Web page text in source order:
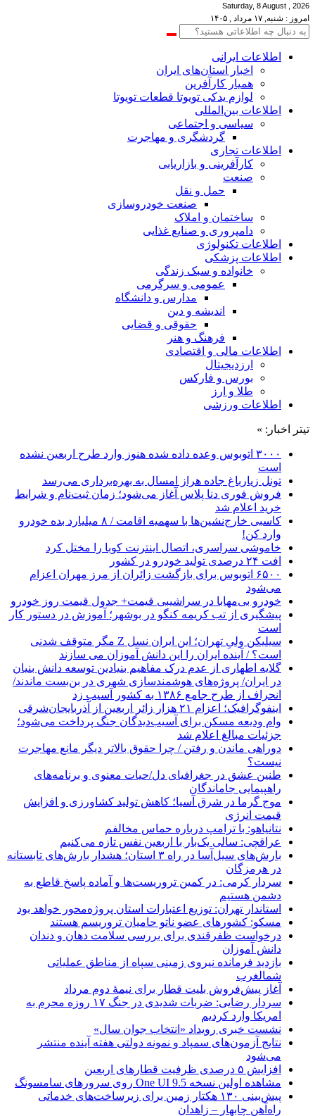
Saturday, 8 August , 2026
امروز : شنبه, ۱۷ مرداد , ۱۴۰۵
اطلاعات‌ ‎ایرانی
اخبار استان‌های ایران
همیار کارآفرین
لوازم یدکی تویوتا قطعات تویوتا
اطلاعات بین‌المللی
سیاسی و اجتماعی
گردشگری و مهاجرت
اطلاعات تجاری
کارآفرینی و بازاریابی
صنعت
حمل و نقل
صنعت خودروسازی
ساختمان و املاک
دامپروری و صنایع غذایی
اطلاعات تکنولوژی
اطلاعات پزشکی
خانواده و سبک زندگی
عمومی و سرگرمی
مدارس و دانشگاه
اندیشه و دین
حقوقی و قضایی
فرهنگ و هنر
اطلاعات مالی و اقتصادی
ارزدیجیتال
بورس و فارکس
طلا و ارز
اطلاعات ورزشی
تیتر اخبار: »
۳۰۰۰ اتوبوس وعده داده شده هنوز وارد طرح اربعین نشده
است
تونل زیارباغ جاده هراز امسال به بهره‌برداری می‌رسد
فروش فوری دنا پلاس آغاز می‌شود؛ زمان ثبت‌نام و شرایط
خرید اعلام شد
کاسبی خارج‌نشین‌ها با سهمیه اقامت / ۸ میلیارد بده خودرو
وارد کن!
خاموشی سراسری، اتصال اینترنت کوبا را مختل کرد
افت ۲۴ درصدی تولید خودرو در کشور
۶۵۰۰ اتوبوس برای بازگشت زائران از مرز مهران اعزام
می‌شود
خودرو بی‌مهابا در سراشیبی قیمت+ جدول قیمت روز خودرو
پیشگیری از تب کریمه کنگو در بوشهر؛ آموزش در دستور کار
است
سیلیکن ولیِ تهران؛ این ایران نسل Z مگر متوقف شدنی
است؟ / آینده ایران را این دانش آموزان می سازند
گلایه اطهاری از عدم درک مفاهیم بنیادین توسعه دانش بنیان
در ایران/ پروژه‌های هوشمندسازی شهری در بن‌بست ماندند/
انحراف از طرح جامع ۱۳۸۶ به کشور آسیب زد
اینفوگرافیک؛ اعزام ۲۱ هزار زائر اربعین از آذربایجان‌شرقی
وام ودیعه مسکن برای آسیب‌دیدگان جنگ پرداخت می‌شود؛
جزئیات مبالغ اعلام شد
دوراهی ماندن و رفتن / چرا حقوق بالاتر دیگر مانع مهاجرت
نیست؟
طنین عشق در جغرافیای دل/حیات معنوی و برنامه‌های
راهپیمایی جاماندگان
موج گرما در شرق آسیا؛ کاهش تولید کشاورزی و افزایش
قیمت انرژی
نتانیاهو: با ترامپ درباره حماس مخالفم
عراقچی: سالی یک‌بار با اربعین نفس تازه می‌کنیم
بارش‌های سیل‌آسا در راه ۳ استان؛ هشدار بارش‌های تابستانه
در هرمزگان
سردار کرمی: در کمین تروریست‌ها و آماده پاسخ قاطع به
دشمن هستیم
استاندار تهران: توزیع اعتبارات استان پروژه‌محور خواهد بود
مسکو: کشورهای عضو ناتو حامیان تروریسم هستند
درخواست ظفرقندی برای بررسی سلامت دهان و دندان
دانش آموزان
بازدید فرمانده نیروی زمینی سپاه از مناطق عملیاتی
شمالغرب
آغاز پیش‌فروش بلیت قطار برای نیمۀ دوم مرداد
سردار رضایی: ضربات شدیدی در جنگ ۱۷ روزه محرم به
امریکا وارد کردیم
نشست خبری رویداد «انتخاب جوان سال»
نتایج آزمون‌های سمپاد و نمونه دولتی هفته آینده منتشر
می‌شود
افزایش ۵ درصدی ظرفیت قطارهای اربعین
مشاهده اولین نسخه One UI 9.5 روی سرورهای سامسونگ
پیش‌بینی ۱۳۰ هکتار زمین برای زیرساخت‌های خدماتی
راه‌آهن چابهار – زاهدان